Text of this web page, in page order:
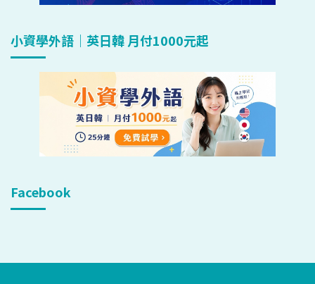
小資學外語｜英日韓 月付1000元起
Facebook